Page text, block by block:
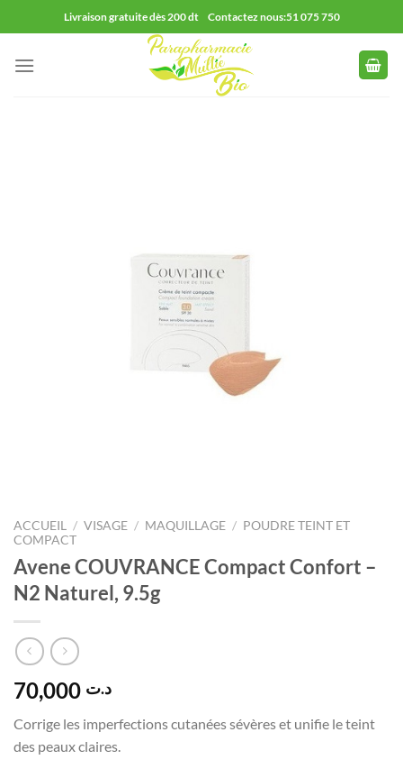
au
contenu
Livraison gratuite dès 200 dt Contactez nous:51 075 750
ACCUEIL / VISAGE / MAQUILLAGE / POUDRE TEINT ET
COMPACT
Avene COUVRANCE Compact Confort –
N2 Naturel, 9.5g
د.ت
Corrige les imperfections cutanées sévères et unifie le teint
des peaux claires.